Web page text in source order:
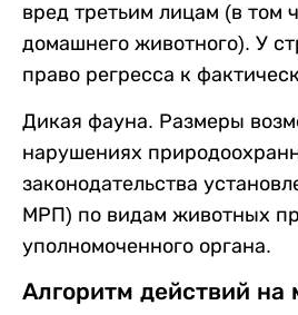
вред третьим лицам (в том
домашнего животного). У
право регресса к
Дикая фауна. Размеры
нарушениях
законодательства
МРП) по видам животных
уполномоченного органа.
Алгоритм действий на